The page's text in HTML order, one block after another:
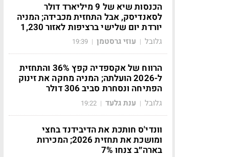
הכנסות שיא של 9 מיליארד דולר
לסאנדיסק, אבל התחזית מכבידה; המניה
יורדת יום שלישי ברציפות לאזור 1,230
גלובל | עוזי גרסטמן |
19:39
הרווח של אקספדיה קפץ 36% והתחזית
ל-2026 הועלתה; המניה מחקה את זינוק
הפתיחה ונסחרת סביב 306 דולר
גלובל | ענת גלעד |
19:22
וונדי'ס חותכת את הדיבידנד בחצי
ומושכת את תחזית 2026; המכירות
בארה״ב צנחו 7%